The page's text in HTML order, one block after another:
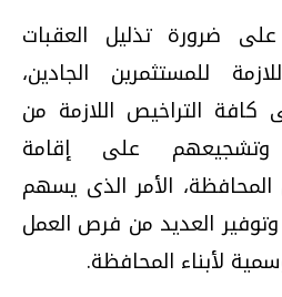
ضرورة تذليل العقبات
للمستثمرين الجادين،
التراخيص اللازمة من
وتشجيعهم على إقامة
الأمر الذى يسهم
العديد من فرص العمل
لأبناء المحافظة.